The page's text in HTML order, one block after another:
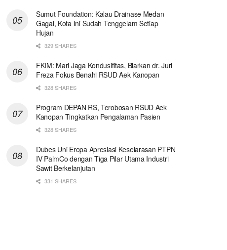
Sumut Foundation: Kalau Drainase Medan
Gagal, Kota Ini Sudah Tenggelam Setiap
Hujan
329 SHARES
FKIM: Mari Jaga Kondusifitas, Biarkan dr. Juri
Freza Fokus Benahi RSUD Aek Kanopan
328 SHARES
Program DEPAN RS, Terobosan RSUD Aek
Kanopan Tingkatkan Pengalaman Pasien
328 SHARES
Dubes Uni Eropa Apresiasi Keselarasan PTPN
IV PalmCo dengan Tiga Pilar Utama Industri
Sawit Berkelanjutan
331 SHARES